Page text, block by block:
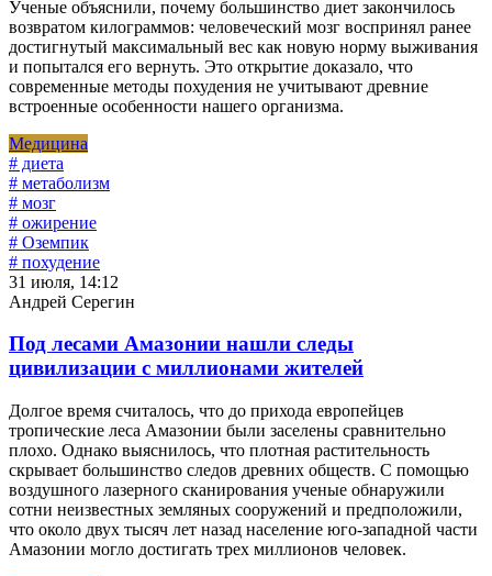
Ученые объяснили, почему большинство диет закончилось
возвратом килограммов: человеческий мозг воспринял ранее
достигнутый максимальный вес как новую норму выживания
и попытался его вернуть. Это открытие доказало, что
современные методы похудения не учитывают древние
встроенные особенности нашего организма.
Медицина
# диета
# метаболизм
# мозг
# ожирение
# Оземпик
# похудение
31 июля, 14:12
Андрей Серегин
Под лесами Амазонии нашли следы
цивилизации с миллионами жителей
Долгое время считалось, что до прихода европейцев
тропические леса Амазонии были заселены сравнительно
плохо. Однако выяснилось, что плотная растительность
скрывает большинство следов древних обществ. С помощью
воздушного лазерного сканирования ученые обнаружили
сотни неизвестных земляных сооружений и предположили,
что около двух тысяч лет назад население юго-западной части
Амазонии могло достигать трех миллионов человек.